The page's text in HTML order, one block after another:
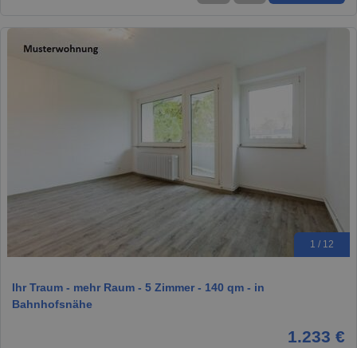
1 / 12
Ihr Traum - mehr Raum - 5 Zimmer - 140 qm - in
Bahnhofsnähe
1.233 €